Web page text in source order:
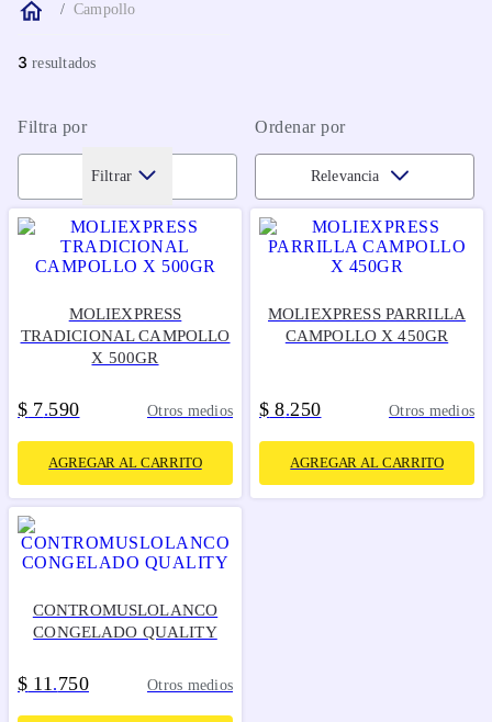
Campollo
3
Filtra por Ordenar por
Filtrar Relevancia
MOLIEXPRESS
TRADICIONAL CAMPOLLO
X 500GR
$ 7.590 Otros medios
AGREGAR AL CARRITO
MOLIEXPRESS PARRILLA
CAMPOLLO X 450GR
$ 8.250 Otros medios
AGREGAR AL CARRITO
CONTROMUSLOLANCO
CONGELADO QUALITY
$ 11 .750 Otros medios